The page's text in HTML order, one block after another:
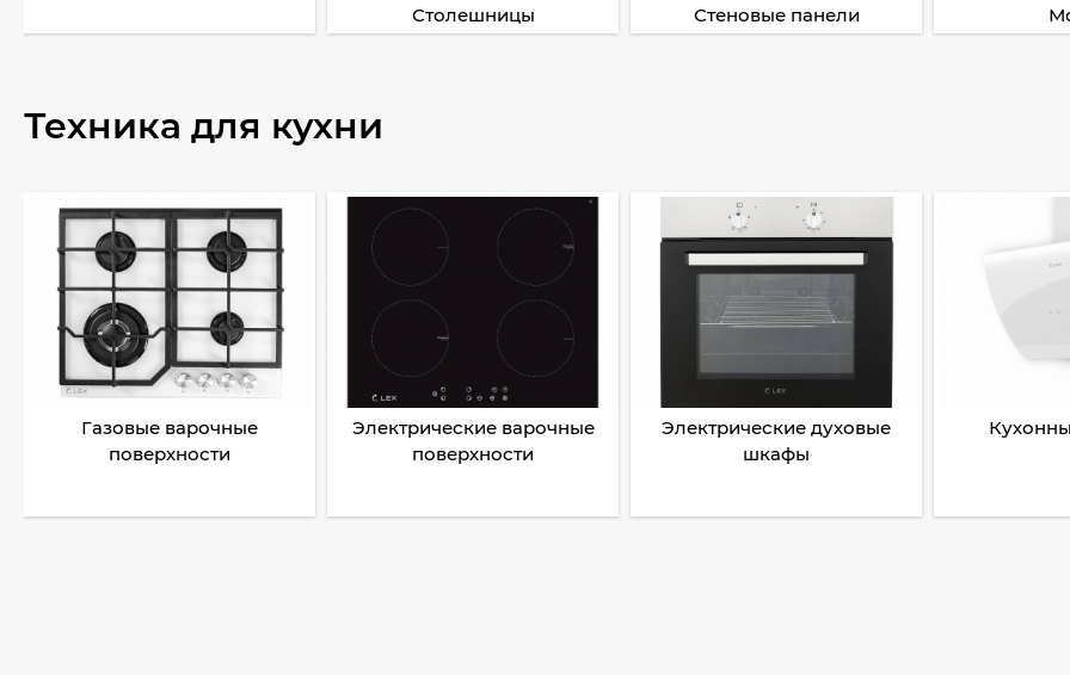
Столешницы Стеновые панели
Техника для кухни
Газовые варочные
поверхности
Электрические варочные
поверхности
Электрические духовые
шкафы